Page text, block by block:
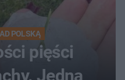
POLSKĄ
pięści
Jedna